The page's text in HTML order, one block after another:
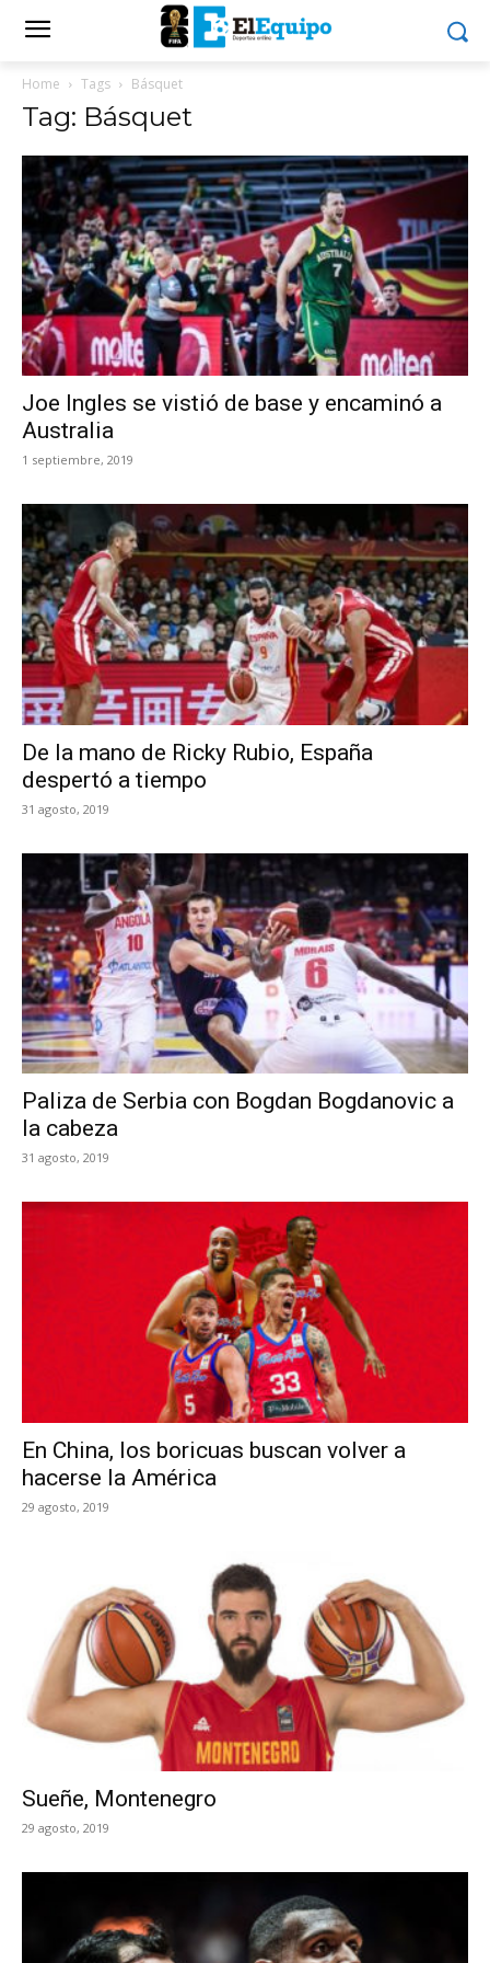
Home Tags Básquet
Tag: Básquet
Joe Ingles se vistió de base y encaminó a
Australia
1 septiembre, 2019
De la mano de Ricky Rubio, España
despertó a tiempo
31 agosto, 2019
Paliza de Serbia con Bogdan Bogdanovic a
la cabeza
31 agosto, 2019
En China, los boricuas buscan volver a
hacerse la América
29 agosto, 2019
Sueñe, Montenegro
29 agosto, 2019